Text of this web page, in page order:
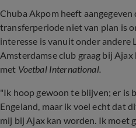
Chuba Akpom heeft
transferperiode niet van plan is
interesse is vanuit onder andere
Amsterdamse club graag bij
met Voetbal International.
"Ik hoop gewoon te blijven; er is
Engeland, maar ik voel echt dat
mij bij Ajax kan worden. Ik moet